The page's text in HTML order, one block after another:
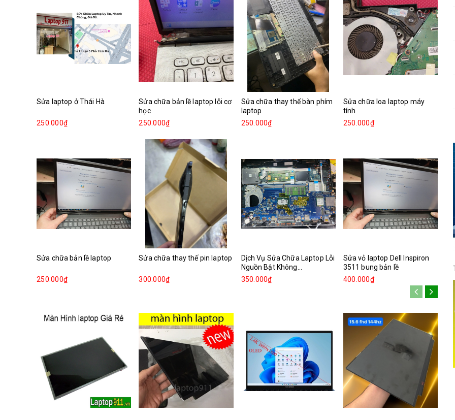
Sửa laptop ở Thái Hà
250.000₫
Sửa chữa bản lề laptop lỗi cơ
học
250.000₫
Sửa chữa thay thế bàn phím
laptop
250.000₫
Sửa chữa loa laptop máy
tính
250.000₫
Sửa chữa bản lề laptop
250.000₫
Sửa chữa thay thế pin laptop
300.000₫
Dịch Vụ Sửa Chữa Laptop Lỗi
Nguồn Bật Không...
350.000₫
Sửa vỏ laptop Dell Inspiron
3511 bung bản lề
400.000₫